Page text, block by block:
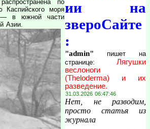
по
Каспийского моря
в южной части
Азии.
ии на
звероСайте
:
"admin" пишет на
странице: Лягушки
веслоноги
(Theloderma) и их
разведение.
31.03.2026 06:47:46
Нет, не разводим,
просто статья из
журнала